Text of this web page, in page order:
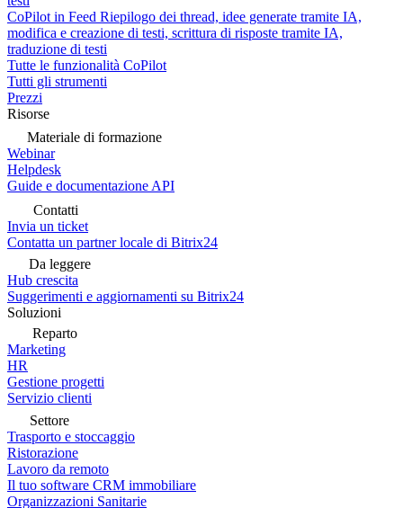
CoPilot in Feed Riepilogo dei thread, idee generate tramite IA,
modifica e creazione di testi, scrittura di risposte tramite IA,
traduzione di testi
Tutte le funzionalità CoPilot
Tutti gli strumenti
Prezzi
Risorse
Materiale di formazione
Webinar
Helpdesk
Guide e documentazione API
Contatti
Invia un ticket
Contatta un partner locale di Bitrix24
Da leggere
Hub crescita
Suggerimenti e aggiornamenti su Bitrix24
Soluzioni
Reparto
Marketing
HR
Gestione progetti
Servizio clienti
Settore
Trasporto e stoccaggio
Ristorazione
Lavoro da remoto
Il tuo software CRM immobiliare
Organizzazioni Sanitarie